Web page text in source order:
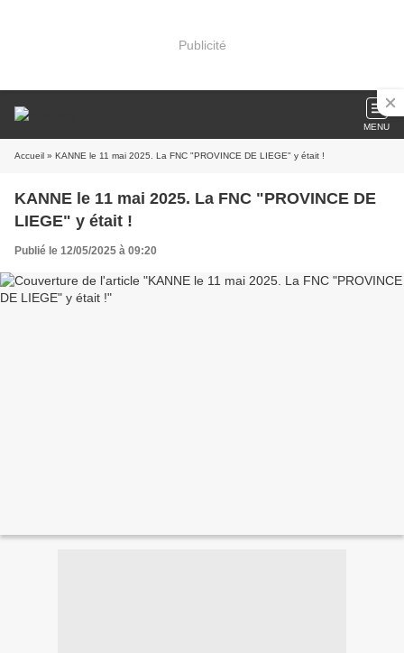
Publicité
MENU
Accueil » KANNE le 11 mai 2025. La FNC "PROVINCE DE LIEGE" y était !
KANNE le 11 mai 2025. La FNC "PROVINCE DE
LIEGE" y était !
Publié le 12/05/2025 à 09:20